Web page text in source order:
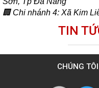
🏢 Chi nhánh 4: Xã Kim
TIN
CHÚNG